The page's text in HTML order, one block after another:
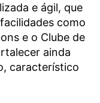
e ágil, que
como
e o Clube de
ainda
característico